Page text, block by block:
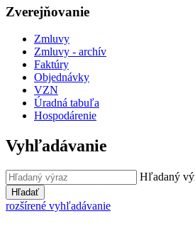
Zverejňovanie
Zmluvy
Zmluvy - archív
Faktúry
Objednávky
VZN
Úradná tabuľa
Hospodárenie
Vyhľadávanie
Hľadaný
Hľadať
rozšírené vyhľadávanie